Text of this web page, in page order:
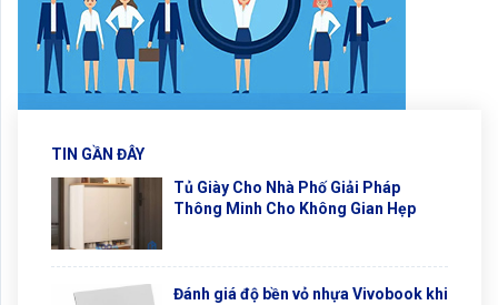
TIN GẦN ĐÂY
Tủ Giày Cho Nhà Phố Giải Pháp
Thông Minh Cho Không Gian Hẹp
Đánh giá độ bền vỏ nhựa Vivobook khi